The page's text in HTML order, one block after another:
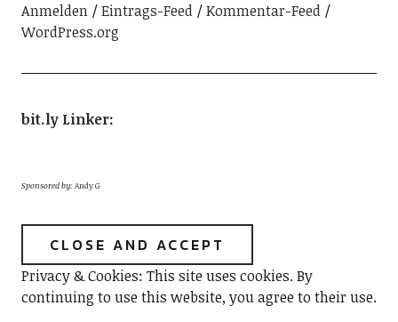
Anmelden Eintrags-Feed
Kommentar-Feed
WordPress.org
bit.ly Linker:
Sponsored by: Andy G
Privacy & Cookies: This site uses cookies. By
continuing to use this website, you agree to their use.